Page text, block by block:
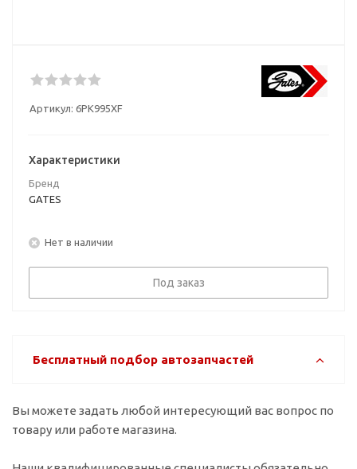
Артикул: 6PK995XF
Характеристики
Бренд
GATES
Нет в наличии
Под заказ
Бесплатный подбор автозапчастей
Вы можете задать любой интересующий вас вопрос по
товару или работе магазина.